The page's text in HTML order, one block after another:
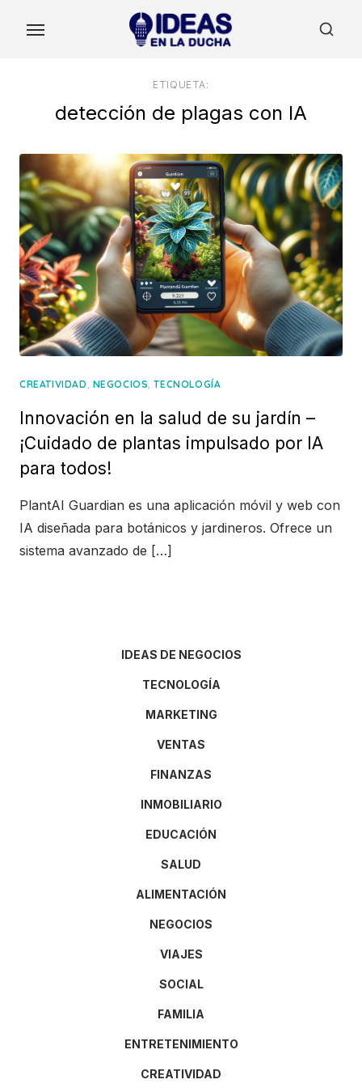
ETIQUETA:
detección de plagas con IA
CREATIVIDAD, NEGOCIOS,TECNOLOGÍA
Innovación en la salud de su jardín –
¡Cuidado de plantas impulsado por IA
para todos!
PlantAI Guardian es una aplicación móvil y web con
IA diseñada para botánicos y jardineros. Ofrece un
sistema avanzado de […]
IDEAS DE NEGOCIOS
TECNOLOGÍA
MARKETING
VENTAS
FINANZAS
INMOBILIARIO
EDUCACIÓN
SALUD
ALIMENTACIÓN
NEGOCIOS
VIAJES
SOCIAL
FAMILIA
ENTRETENIMIENTO
CREATIVIDAD